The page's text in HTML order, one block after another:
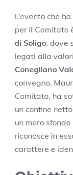
L’evento che
per il Comitato
di Soligo, dove
legati alla
Conegliano
convegno,
Comitato, ha
un confine
un mero
riconosce in
carattere e